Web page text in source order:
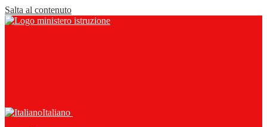
Salta al contenuto
Italiano